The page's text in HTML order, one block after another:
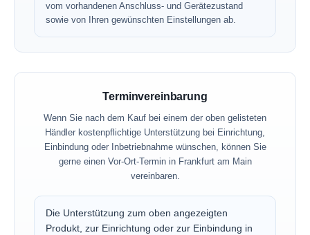
vom vorhandenen Anschluss- und Gerätezustand
sowie von Ihren gewünschten Einstellungen ab.
Terminvereinbarung
Wenn Sie nach dem Kauf bei einem der oben gelisteten
Händler kostenpflichtige Unterstützung bei Einrichtung,
Einbindung oder Inbetriebnahme wünschen, können Sie
gerne einen Vor-Ort-Termin in Frankfurt am Main
vereinbaren.
Die Unterstützung zum oben angezeigten
Produkt, zur Einrichtung oder zur Einbindung in